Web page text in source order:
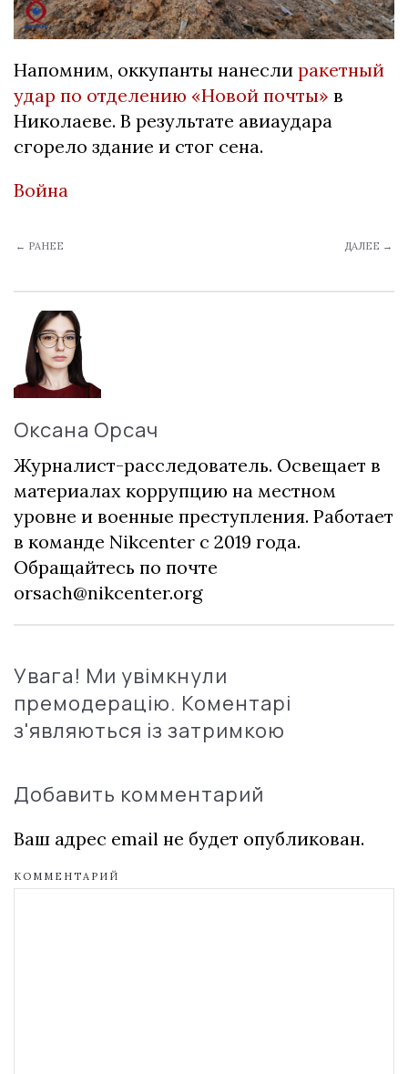
Напомним, оккупанты нанесли ракетный
удар по отделению «Новой почты» в
Николаеве. В результате авиаудара
сгорело здание и стог сена.
Война
← РАНЕЕ ДАЛЕЕ →
Оксана Орсач
Журналист-расследователь. Освещает в
материалах коррупцию на местном
уровне и военные преступления. Работает
в команде Nikcenter с 2019 года.
Обращайтесь по почте
orsach@nikcenter.org
Увага! Ми увімкнули
премодерацію. Коментарі
з'являються із затримкою
Добавить комментарий
Ваш адрес email не будет опубликован.
КОММЕНТАРИЙ